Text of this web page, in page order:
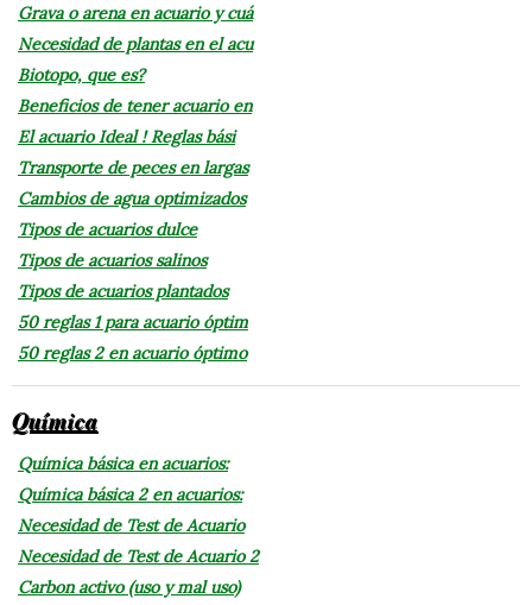
Grava o arena en acuario y cuá
Necesidad de plantas en el acu
Biotopo, que es?
Beneficios de tener acuario en
El acuario Ideal ! Reglas bási
Transporte de peces en largas
Cambios de agua optimizados
Tipos de acuarios dulce
Tipos de acuarios salinos
Tipos de acuarios plantados
50 reglas 1 para acuario óptim
50 reglas 2 en acuario óptimo
Química
Química básica en acuarios:
Química básica 2 en acuarios:
Necesidad de Test de Acuario
Necesidad de Test de Acuario 2
Carbon activo (uso y mal uso)